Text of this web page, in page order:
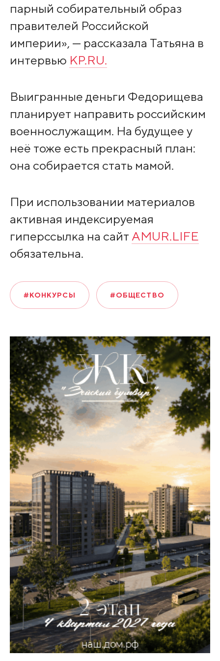
парный собирательный образ
правителей Российской
империи», — рассказала Татьяна в
интервью KP.RU.
Выигранные деньги Федорищева
планирует направить российским
военнослужащим. На будущее у
неё тоже есть прекрасный план:
она собирается стать мамой.
При использовании материалов
активная индексируемая
гиперссылка на сайт AMUR.LIFE
обязательна.
#КОНКУРСЫ #ОБЩЕСТВО